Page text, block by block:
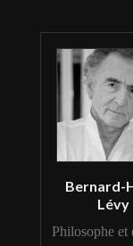
Bernard-
Lévy
Philosophe et